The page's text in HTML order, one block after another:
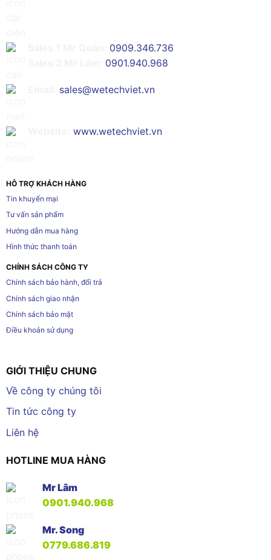
0909.346.736
0901.940.968
sales@wetechviet.vn
www.wetechviet.vn
HỖ TRỢ KHÁCH HÀNG
Tin khuyến mại
Tư vấn sản phẩm
Hướng dẫn mua hàng
Hình thức thanh toán
CHÍNH SÁCH CÔNG TY
Chính sách bảo hành, đổi trả
Chính sách giao nhận
Chính sách bảo mật
Điều khoản sử dụng
GIỚI THIỆU CHUNG
Về công ty chúng tôi
Tin tức công ty
Liên hệ
HOTLINE MUA HÀNG
Mr Lâm
0901.940.968
Mr. Song
0779.686.819